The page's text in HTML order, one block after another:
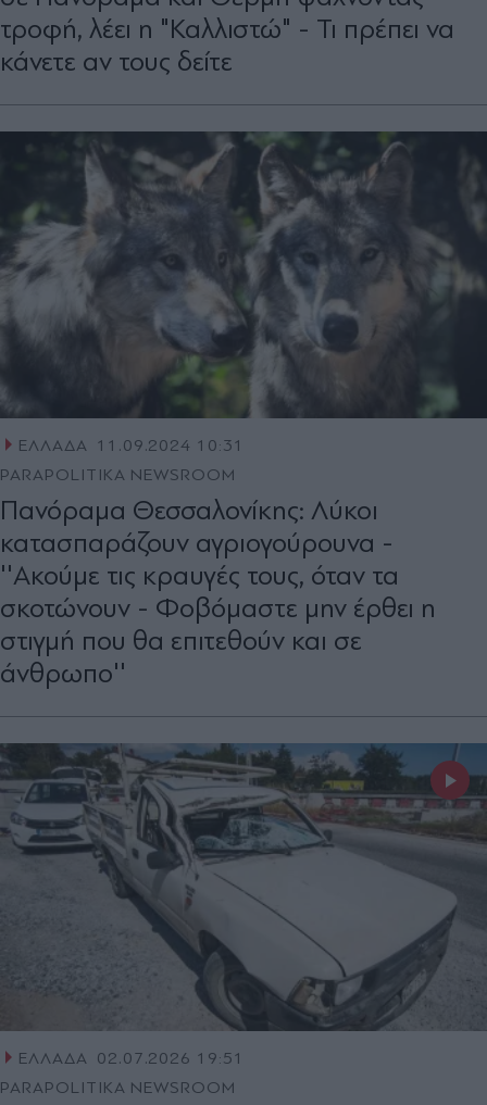
τροφή, λέει η "Καλλιστώ" - Τι πρέπει να
κάνετε αν τους δείτε
ΕΛΛΑΔΑ 11.09.2024 10:31
PARAPOLITIKA NEWSROOM
Πανόραμα Θεσσαλονίκης: Λύκοι
κατασπαράζουν αγριογούρουνα -
''Ακούμε τις κραυγές τους, όταν τα
σκοτώνουν - Φοβόμαστε μην έρθει η
στιγμή που θα επιτεθούν και σε
άνθρωπο''
ΕΛΛΑΔΑ 02.07.2026 19:51
PARAPOLITIKA NEWSROOM